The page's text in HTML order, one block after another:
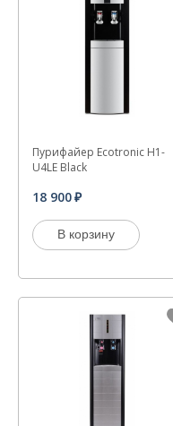
Пурифайер Ecotronic H1-
U4LE Black
18 900
В корзину